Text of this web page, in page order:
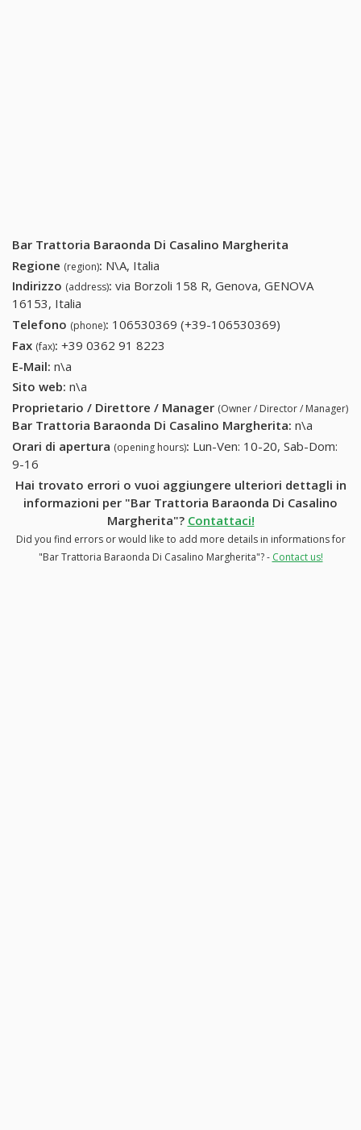
Bar Trattoria Baraonda Di Casalino Margherita
Regione (region): N\A, Italia
Indirizzo (address): via Borzoli 158 R, Genova, GENOVA
16153, Italia
Telefono (phone): 106530369 (+39-106530369)
Fax (fax): +39 0362 91 8223
E-Mail: n\a
Sito web: n\a
Proprietario / Direttore / Manager (Owner / Director / Manager)
Bar Trattoria Baraonda Di Casalino Margherita: n\a
Orari di apertura (opening hours): Lun-Ven: 10-20, Sab-Dom:
9-16
Hai trovato errori o vuoi aggiungere ulteriori dettagli in
informazioni per "Bar Trattoria Baraonda Di Casalino
Margherita"? Contattaci!
Did you find errors or would like to add more details in informations for
"Bar Trattoria Baraonda Di Casalino Margherita"? - Contact us!